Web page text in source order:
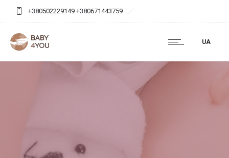
+380502229149 +380671443759
baby4you.agency@gmail.com
UA